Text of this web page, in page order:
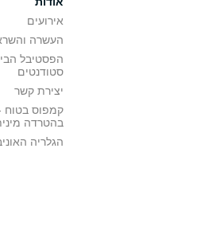
אירועים
העשרה
הפסטיבל
סטודנטים
יצירת קשר
קמפוס בטוח
בהטרדה
הגלריה